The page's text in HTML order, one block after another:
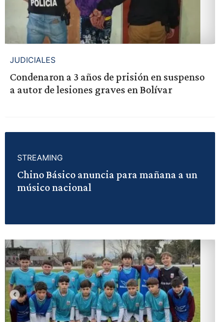
JUDICIALES
Condenaron a 3 años de prisión en suspenso
a autor de lesiones graves en Bolívar
STREAMING
Chino Básico anuncia para mañana a un
músico nacional